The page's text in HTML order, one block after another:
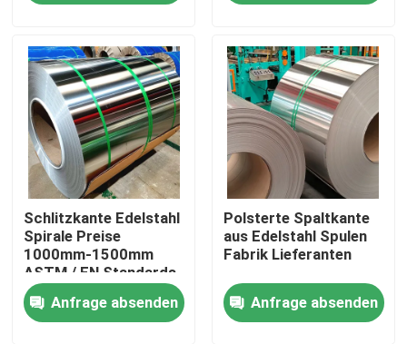
Über uns
Kontakte
Produkte
Videos
Edelstahl-Spule
Schlitzkante Edelstahl
Spirale Preise
1000mm-1500mm
ASTM / EN Standards
Anfrage absenden
Polsterte Spaltkante
aus Edelstahl Spulen
Fabrik Lieferanten
Anfrage absenden